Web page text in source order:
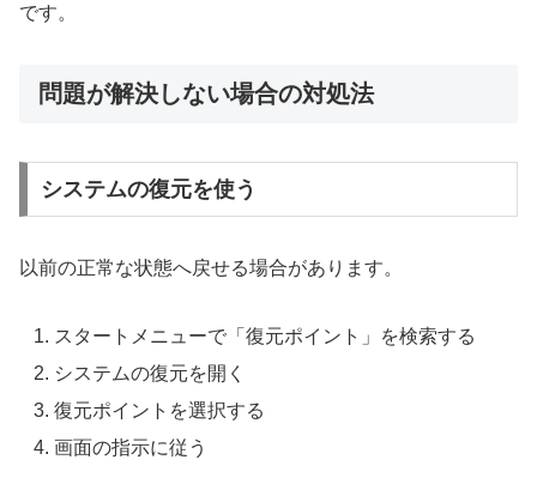
です。
問題が解決しない場合の対処法
システムの復元を使う
以前の正常な状態へ戻せる場合があります。
スタートメニューで「復元ポイント」を検索する
システムの復元を開く
復元ポイントを選択する
画面の指示に従う